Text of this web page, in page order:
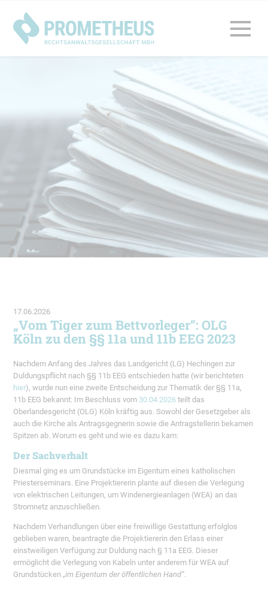
17.06.2026
„Vom Tiger zum Bettvorleger“: OLG
Köln zu den §§ 11a und 11b EEG 2023
Nachdem Anfang des Jahres das Landgericht (LG) Hechingen zur
Duldungspflicht nach §§ 11b EEG entschieden hatte (wir berichteten
hier), wurde nun eine zweite Entscheidung zur Thematik der §§ 11a,
11b EEG bekannt: Im Beschluss vom 30.04.2026 teilt das
Oberlandesgericht (OLG) Köln kräftig aus. Sowohl der Gesetzgeber als
auch die Kirche als Antragsgegnerin sowie die Antragstellerin bekamen
Spitzen ab. Worum es geht und wie es dazu kam:
Der Sachverhalt
Diesmal ging es um Grundstücke im Eigentum eines katholischen
Priesterseminars. Eine Projektiererin plante auf diesen die Verlegung
von elektrischen Leitungen, um Windenergieanlagen (WEA) an das
Stromnetz anzuschließen.
Nachdem Verhandlungen über eine freiwillige Gestattung erfolglos
geblieben waren, beantragte die Projektiererin den Erlass einer
einstweiligen Verfügung zur Duldung nach § 11a EEG. Dieser
ermöglicht die Verlegung von Kabeln unter anderem für WEA auf
Grundstücken„im Eigentum der öffentlichen Hand“.